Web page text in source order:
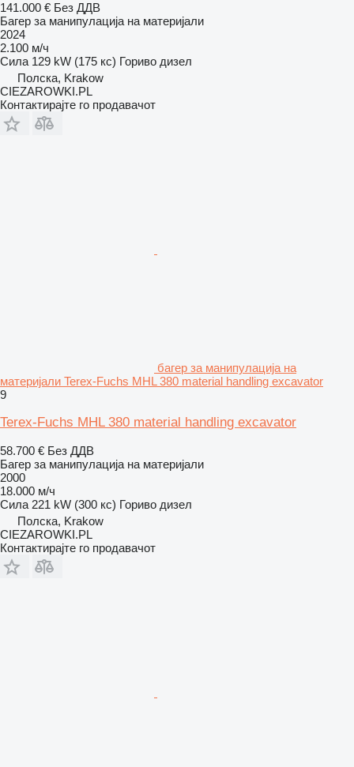
141.000 € Без ДДВ
Багер за манипулација на материјали
2024
2.100 м/ч
Сила 129 kW (175 кс) Гориво дизел
Полска, Krakow
CIEZAROWKI.PL
Контактирајте го продавачот
багер за манипулација на
материјали Terex-Fuchs MHL 380 material handling excavator
9
Terex-Fuchs MHL 380 material handling excavator
58.700 € Без ДДВ
Багер за манипулација на материјали
2000
18.000 м/ч
Сила 221 kW (300 кс) Гориво дизел
Полска, Krakow
CIEZAROWKI.PL
Контактирајте го продавачот